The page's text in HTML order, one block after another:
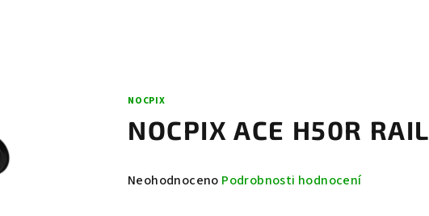
NOCPIX
NOCPIX ACE H50R RAIL
Průměrné
Neohodnoceno Podrobnosti hodnocení